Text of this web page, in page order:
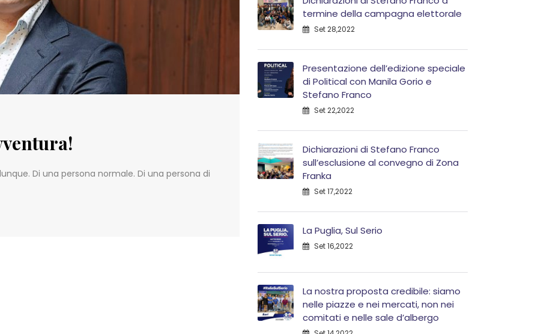
Di una persona normale. Di una persona di
termine della campagna elettorale
Set 28,2022
Presentazione dell’edizione speciale
di Political con Manila Gorio e
Stefano Franco
Set 22,2022
Dichiarazioni di Stefano Franco
sull’esclusione al convegno di Zona
Franka
Set 17,2022
La Puglia, Sul Serio
Set 16,2022
La nostra proposta credibile: siamo
nelle piazze e nei mercati, non nei
comitati e nelle sale d’albergo